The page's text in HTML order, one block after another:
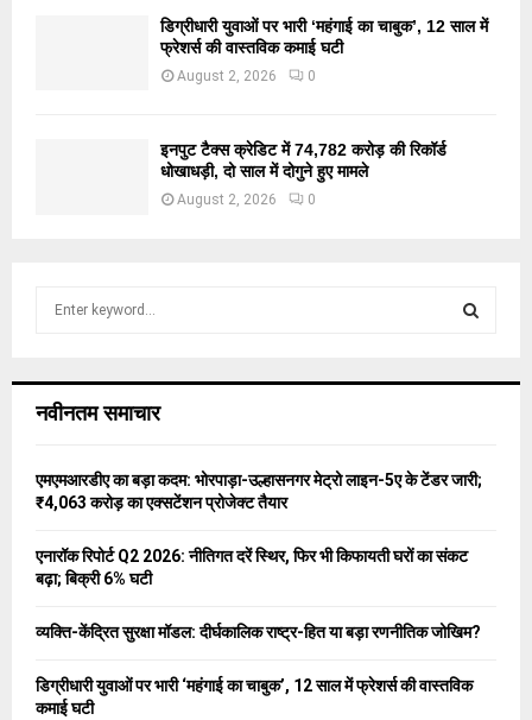
डिग्रीधारी युवाओं पर भारी ‘महंगाई का चाबुक’, 12 साल में
फ्रेशर्स की वास्तविक कमाई घटी
August 2, 2026 0
इनपुट टैक्स क्रेडिट में 74,782 करोड़ की रिकॉर्ड
धोखाधड़ी, दो साल में दोगुने हुए मामले
August 2, 2026 0
h
o
r
C
नवीनतम समाचार
एमएमआरडीए का बड़ा कदम: भोरपाड़ा-उल्हासनगर मेट्रो लाइन-5ए के टेंडर जारी;
₹4,063 करोड़ का एक्सटेंशन प्रोजेक्ट तैयार
एनारॉक रिपोर्ट Q2 2026: नीतिगत दरें स्थिर, फिर भी किफायती घरों का संकट
बढ़ा; बिक्री 6% घटी
व्यक्ति-केंद्रित सुरक्षा मॉडल: दीर्घकालिक राष्ट्र-हित या बड़ा रणनीतिक जोखिम?
डिग्रीधारी युवाओं पर भारी ‘महंगाई का चाबुक’, 12 साल में फ्रेशर्स की वास्तविक
कमाई घटी